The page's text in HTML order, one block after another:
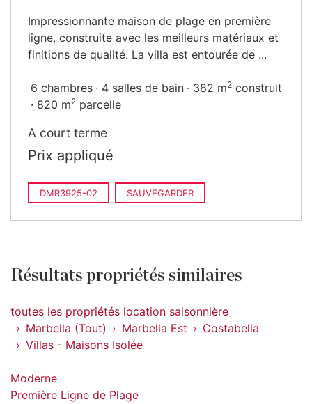
Impressionnante maison de plage en première
ligne, construite avec les meilleurs matériaux et
finitions de qualité. La villa est entourée de ...
6 chambres 4 salles de bain 382 m2 construit
820 m2 parcelle
A court terme
Prix appliqué
DMR3925-02 SAUVEGARDER
Résultats propriétés similaires
toutes les propriétés location saisonnière
Marbella (Tout)
Marbella Est
Costabella
Villas - Maisons Isolée
Moderne
Première Ligne de Plage